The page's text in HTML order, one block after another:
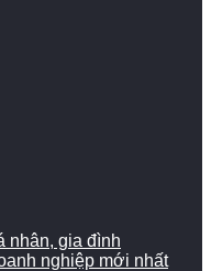
nhân, gia đình
nghiệp mới nhất